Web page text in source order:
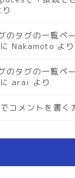
り
タグの一覧ペ
に Nakamoto より
タグの一覧ペ
に arai より
メントを書く